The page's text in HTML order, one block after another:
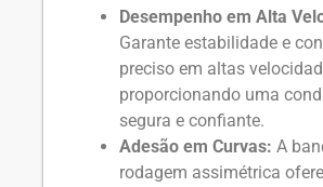
Desempenho em Alta
Garante estabilidade e
preciso em altas
proporcionando uma
segura e confiante.
Adesão em Curvas: A
rodagem assimétrica